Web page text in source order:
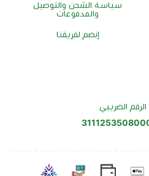
سياسة الشحن والتوصيل
والمدفوعات
إنضم لفريقنا
الرقم الضريبي